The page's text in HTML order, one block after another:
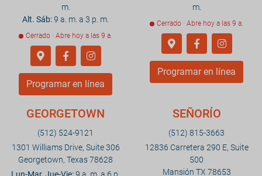
m.
Alt. Sáb:9 a. m. a 3 p. m.
Cerrado · Abre hoy a las 9 a.
Programar en línea
m.
Cerrado · Abre hoy a las 9 a.
Programar en línea
GEORGETOWN
(512) 524-9121
1301 Williams Drive, Suite 306
Georgetown, Texas 78628
Lun-Mar, Jue-Vie:9 a. m. a 6 p.
SEÑORÍO
(512) 815-3663
12836 Carretera 290 E, Suite
500
Mansión TX 78653